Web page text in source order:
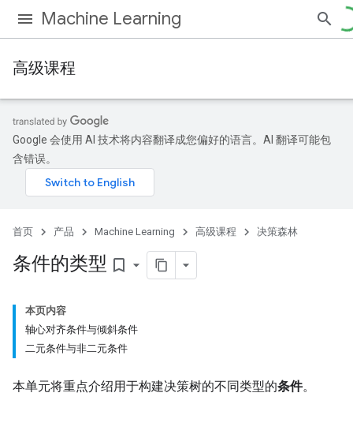
Machine Learning
高级课程
Google 会使用 AI 技术将内容翻译成您偏好的语言。AI 翻译可能包
含错误。
首页 产品 Machine Learning 高级课程 决策森林
条件的类型 bookmark_border
本页内容
轴心对齐条件与倾斜条件
二元条件与非二元条件
本单元将重点介绍用于构建决策树的不同类型的条件。